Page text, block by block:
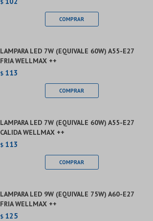
$
LAMPARA LED 7W (EQUIVALE 60W) A55-E27
FRIA WELLMAX ++
$ 113
LAMPARA LED 7W (EQUIVALE 60W) A55-E27
CALIDA WELLMAX ++
$ 113
LAMPARA LED 9W (EQUIVALE 75W) A60-E27
FRIA WELLMAX ++
$ 125